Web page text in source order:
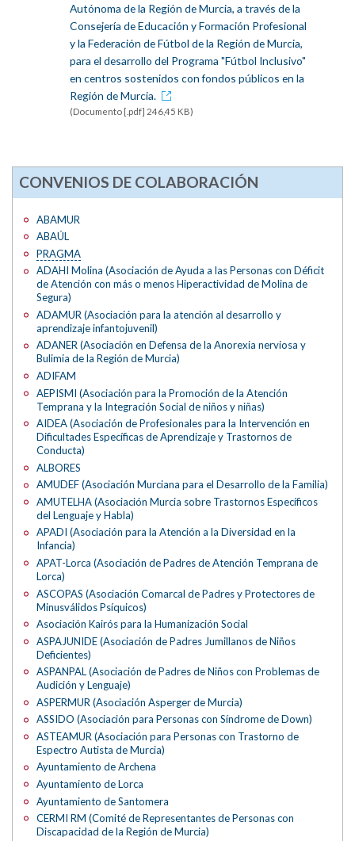
Autónoma de la Región de Murcia, a través de la
Consejería de Educación y Formación Profesional
y la Federación de Fútbol de la Región de Murcia,
para el desarrollo del Programa "Fútbol Inclusivo"
en centros sostenidos con fondos públicos en la
Región de Murcia.
(Documento [.pdf] 246,45 KB)
CONVENIOS DE COLABORACIÓN
ABAMUR
ABAÚL
PRAGMA
ADAHI Molina (Asociación de Ayuda a las Personas con Déficit
de Atención con más o menos Hiperactividad de Molina de
Segura)
ADAMUR (Asociación para la atención al desarrollo y
aprendizaje infantojuvenil)
ADANER (Asociación en Defensa de la Anorexia nerviosa y
Bulimia de la Región de Murcia)
ADIFAM
AEPISMI (Asociación para la Promoción de la Atención
Temprana y la Integración Social de niños y niñas)
AIDEA (Asociación de Profesionales para la Intervención en
Dificultades Específicas de Aprendizaje y Trastornos de
Conducta)
ALBORES
AMUDEF (Asociación Murciana para el Desarrollo de la Familia)
AMUTELHA (Asociación Murcia sobre Trastornos Específicos
del Lenguaje y Habla)
APADI (Asociación para la Atención a la Diversidad en la
Infancia)
APAT-Lorca (Asociación de Padres de Atención Temprana de
Lorca)
ASCOPAS (Asociación Comarcal de Padres y Protectores de
Minusválidos Psíquicos)
Asociación Kairós para la Humanización Social
ASPAJUNIDE (Asociación de Padres Jumillanos de Niños
Deficientes)
ASPANPAL (Asociación de Padres de Niños con Problemas de
Audición y Lenguaje)
ASPERMUR (Asociación Asperger de Murcia)
ASSIDO (Asociación para Personas con Síndrome de Down)
ASTEAMUR (Asociación para Personas con Trastorno de
Espectro Autista de Murcia)
Ayuntamiento de Archena
Ayuntamiento de Lorca
Ayuntamiento de Santomera
CERMI RM (Comité de Representantes de Personas con
Discapacidad de la Región de Murcia)